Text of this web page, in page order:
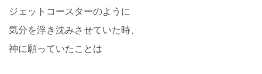
ジェットコースターのように
気分を浮き沈みさせていた時、
神に願っていたことは